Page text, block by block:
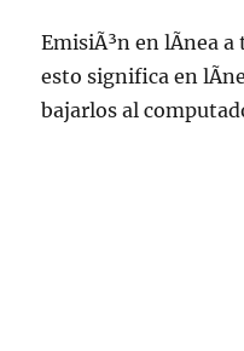
EmisiÃ³n en lÃ­nea
esto significa en
bajarlos al